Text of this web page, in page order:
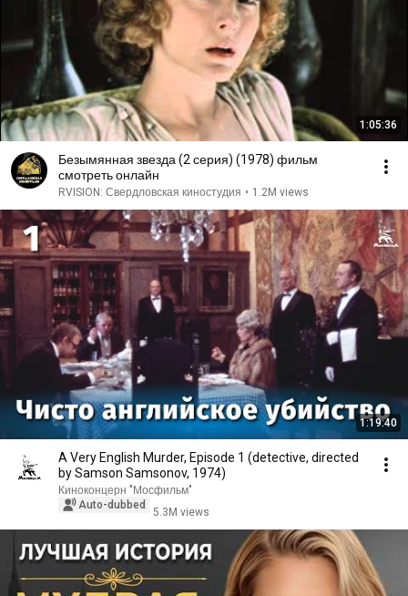
1:05:36
Безымянная звезда (2 серия) (1978) фильм
смотреть онлайн
RVISION: Свердловская киностудия • 1.2M views
1:19:40
A Very English Murder, Episode 1 (detective, directed
by Samson Samsonov, 1974)
Киноконцерн "Мосфильм"
Auto-dubbed
5.3M views